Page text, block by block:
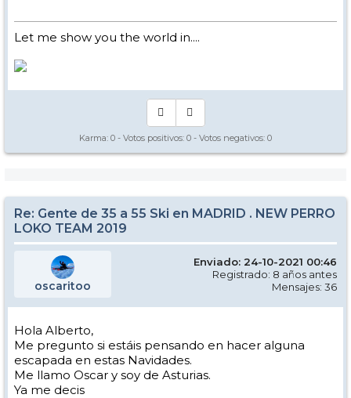
Let me show you the world in....
Karma: 0 - Votos positivos: 0 - Votos negativos: 0
Re: Gente de 35 a 55 Ski en MADRID . NEW PERRO
LOKO TEAM 2019
oscaritoo
Enviado: 24-10-2021 00:46
Registrado: 8 años antes
Mensajes: 36
Hola Alberto,
Me pregunto si estáis pensando en hacer alguna
escapada en estas Navidades.
Me llamo Oscar y soy de Asturias.
Ya me decis